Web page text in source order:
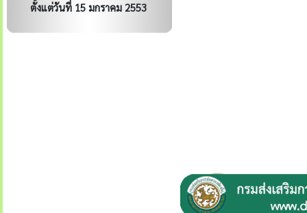
ตั้งแต่วันที่ 15 มกราคม 2553